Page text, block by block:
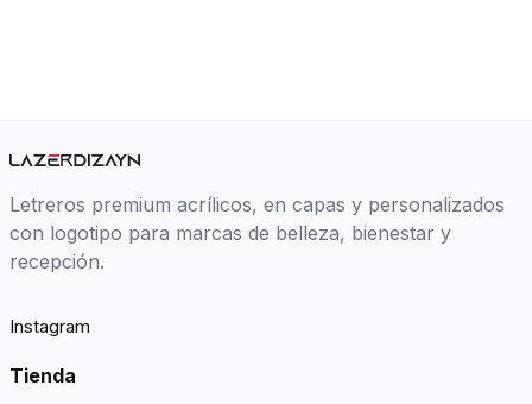
Letreros premium acrílicos, en capas y personalizados
con logotipo para marcas de belleza, bienestar y
recepción.
Instagram
Tienda